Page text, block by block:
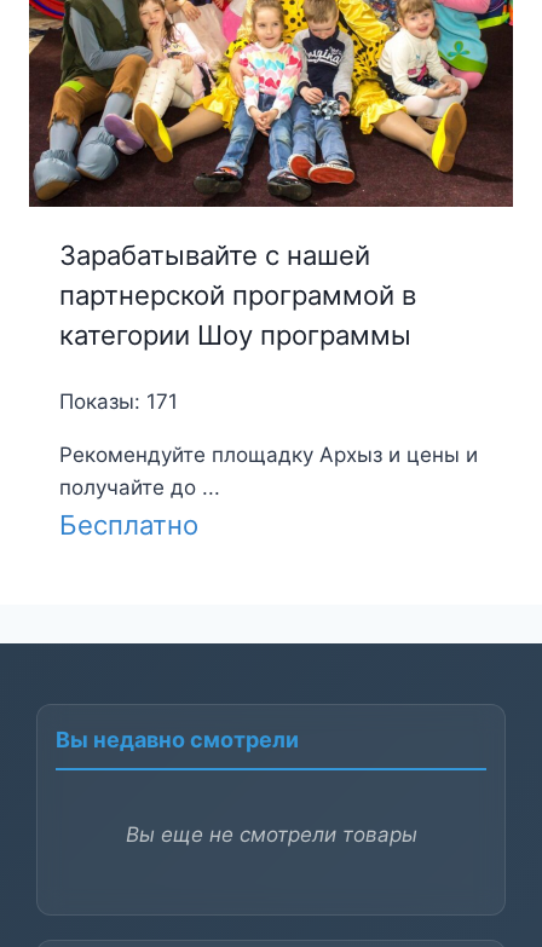
Зарабатывайте с нашей
партнерской программой в
категории Шоу программы
Показы: 171
Рекомендуйте площадку Архыз и цены и
получайте до ...
Бесплатно
Вы недавно смотрели
Вы еще не смотрели товары